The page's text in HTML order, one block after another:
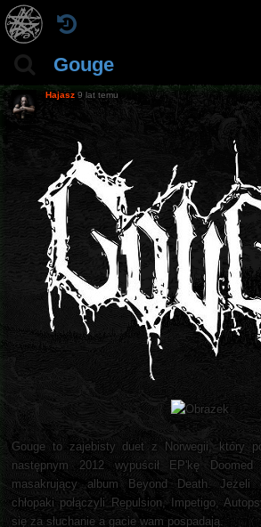
Gouge
Hajasz 9 lat temu
Gouge to zajebisty duet z Norwegii, który
następnym 2012 wypuścił EP'kę
masakrujący album Beyond Death. Jeżeli
chłopaki połączyli Repulsion, Impetigo,
się za słuchanie a gacie wam pospadają.